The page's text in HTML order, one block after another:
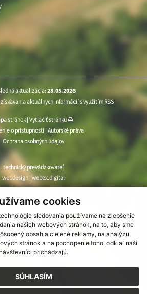
cookies
sledovania používame na zlepšenie
našich webových stránok, na to, aby sme
obsah a cielené reklamy, na analýzu
stránok a na pochopenie toho, odkiaľ naši
návštevníci prichádzajú.
SÚHLASÍM
aktualizácia: 28.05.2026
aktuálnych informácií s využitím RSS
stránok| Vytlačiť stránku
o prístupnosti Autorské práva
Ochrana osobných údajov
technický prevádzkovateľ
webdesign webex.digital
systém ECHELON 2
, domény, registrácia domény
spoločnosť webex.digital